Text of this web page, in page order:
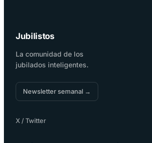
Jubilistos
La comunidad de los
jubilados inteligentes.
Newsletter semanal →
X / Twitter